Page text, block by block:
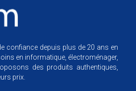
confiance depuis plus de 20 ans en
en informatique, électroménager,
des produits authentiques,
prix.